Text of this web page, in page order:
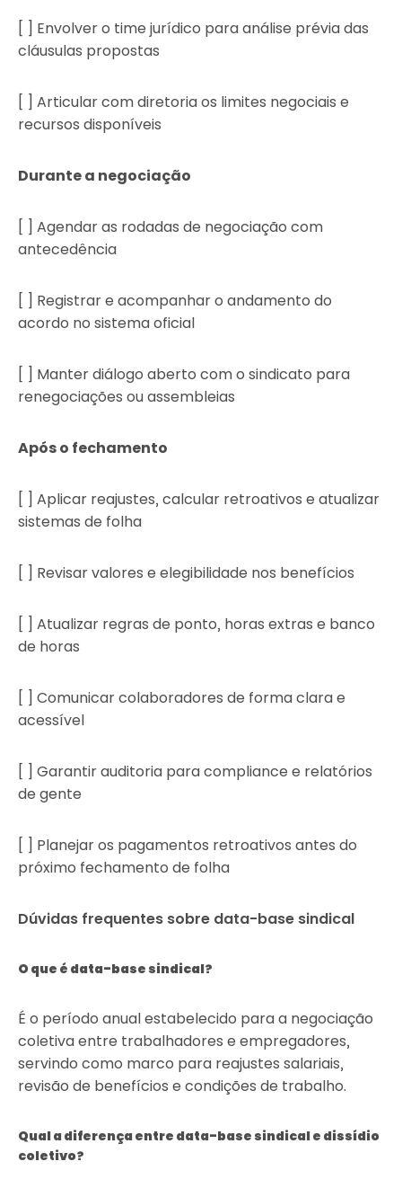
[ ] Envolver o time jurídico para análise prévia das
cláusulas propostas
[ ] Articular com diretoria os limites negociais e
recursos disponíveis
Durante a negociação
[ ] Agendar as rodadas de negociação com
antecedência
[ ] Registrar e acompanhar o andamento do
acordo no sistema oficial
[ ] Manter diálogo aberto com o sindicato para
renegociações ou assembleias
Após o fechamento
[ ] Aplicar reajustes, calcular retroativos e atualizar
sistemas de folha
[ ] Revisar valores e elegibilidade nos benefícios
[ ] Atualizar regras de ponto, horas extras e banco
de horas
[ ] Comunicar colaboradores de forma clara e
acessível
[ ] Garantir auditoria para compliance e relatórios
de gente
[ ] Planejar os pagamentos retroativos antes do
próximo fechamento de folha
Dúvidas frequentes sobre data-base sindical
O que é data-base sindical?
É o período anual estabelecido para a negociação
coletiva entre trabalhadores e empregadores,
servindo como marco para reajustes salariais,
revisão de benefícios e condições de trabalho.
Qual a diferença entre data-base sindical e dissídio
coletivo?